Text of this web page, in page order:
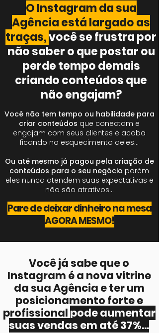
O Instagram da sua
Agência está largado as
traças,você se frustra por
não saber o que postar ou
perde tempo demais
criando conteúdos que
não engajam?
Você não tem tempo ou habilidade para
criar conteúdos que conectam e
engajam com seus clientes e acaba
ficando no esquecimento deles…
Ou até mesmo já pagou pela criação de
conteúdos para o seu negócio porém
eles nunca atendem suas expectativas e
não são atrativos…
Pare de deixar dinheiro na mesa
AGORA MESMO!
Você já sabe que o
Instagram é a nova vitrine
da sua Agência e ter um
posicionamento forte e
profissional pode aumentar
suas vendas em até 37%...